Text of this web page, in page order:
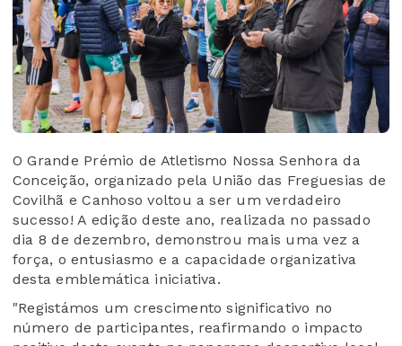
O Grande Prémio de Atletismo Nossa Senhora da
Conceição, organizado pela União das Freguesias de
Covilhã e Canhoso voltou a ser um verdadeiro
sucesso! A edição deste ano, realizada no passado
dia 8 de dezembro, demonstrou mais uma vez a
força, o entusiasmo e a capacidade organizativa
desta emblemática iniciativa.
"Registámos um crescimento significativo no
número de participantes, reafirmando o impacto